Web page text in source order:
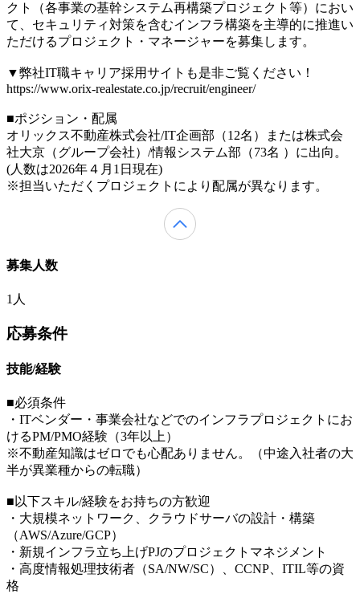
クト（各事業の基幹システム再構築プロジェクト等）におい
て、セキュリティ対策を含むインフラ構築を主導的に推進い
ただけるプロジェクト・マネージャーを募集します。
▼弊社IT職キャリア採用サイトも是非ご覧ください！
https://www.orix-realestate.co.jp/recruit/engineer/
■ポジション・配属
オリックス不動産株式会社/IT企画部（12名）または株式会
社大京（グループ会社）/情報システム部（73名 ）に出向。
(人数は2026年４月1日現在)
※担当いただくプロジェクトにより配属が異なります。
募集人数
1人
応募条件
技能/経験
■必須条件
・ITベンダー・事業会社などでのインフラプロジェクトにお
けるPM/PMO経験（3年以上）
※不動産知識はゼロでも心配ありません。（中途入社者の大
半が異業種からの転職）
■以下スキル/経験をお持ちの方歓迎
・大規模ネットワーク、クラウドサーバの設計・構築
（AWS/Azure/GCP）
・新規インフラ立ち上げPJのプロジェクトマネジメント
・高度情報処理技術者（SA/NW/SC）、CCNP、ITIL等の資
格